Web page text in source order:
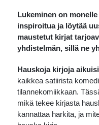
Lukeminen on
inspiroitua ja löytää
maustetut kirjat
yhdistelmän, sillä ne
Hauskoja kirjoja
kaikkea satiirista
tilannekomiikkaan.
mikä tekee kirjasta
kannattaa harkita, ja